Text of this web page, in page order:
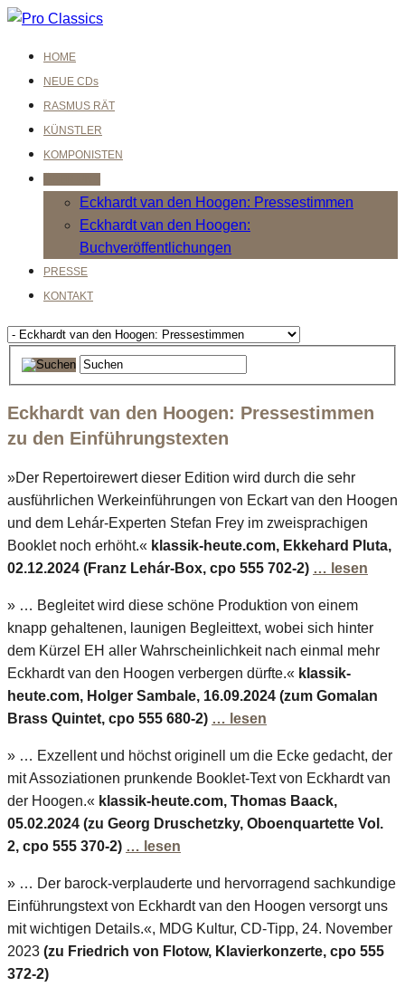
HOME
NEUE CDs
RASMUS RÄT
KÜNSTLER
KOMPONISTEN
Eckhardt van den Hoogen: Pressestimmen
Eckhardt van den Hoogen:
Buchveröffentlichungen
PRESSE
KONTAKT
Eckhardt van den Hoogen: Pressestimmen
zu den Einführungstexten
»Der Repertoirewert dieser Edition wird durch die sehr
ausführlichen Werkeinführungen von Eckart van den Hoogen
und dem Lehár-Experten Stefan Frey im zweisprachigen
Booklet noch erhöht.« klassik-heute.com, Ekkehard Pluta,
02.12.2024 (Franz Lehár-Box, cpo 555 702-2) … lesen
» … Begleitet wird diese schöne Produktion von einem
knapp gehaltenen, launigen Begleittext, wobei sich hinter
dem Kürzel EH aller Wahrscheinlichkeit nach einmal mehr
Eckhardt van den Hoogen verbergen dürfte.« klassik-
heute.com, Holger Sambale, 16.09.2024 (zum Gomalan
Brass Quintet, cpo 555 680-2) … lesen
» … Exzellent und höchst originell um die Ecke gedacht, der
mit Assoziationen prunkende Booklet-Text von Eckhardt van
der Hoogen.« klassik-heute.com, Thomas Baack,
05.02.2024 (zu Georg Druschetzky, Oboenquartette Vol.
2, cpo 555 370-2) … lesen
» … Der barock-verplauderte und hervorragend sachkundige
Einführungstext von Eckhardt van den Hoogen versorgt uns
mit wichtigen Details.«, MDG Kultur, CD-Tipp, 24. November
2023 (zu Friedrich von Flotow, Klavierkonzerte, cpo 555
372-2)